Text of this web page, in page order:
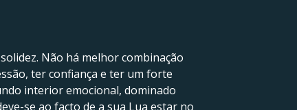
Não há melhor combinação
ter confiança e ter um forte
interior emocional, dominado
se ao facto de a sua Lua estar no